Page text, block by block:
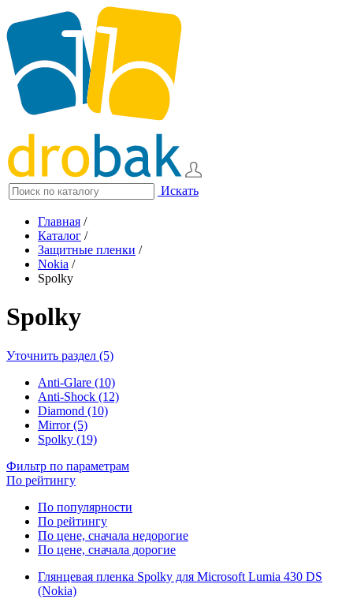
Искать
Главная /
Каталог /
Защитные пленки /
Nokia /
Spolky
Spolky
Уточнить раздел (5)
Anti-Glare (10)
Anti-Shock (12)
Diamond (10)
Mirror (5)
Spolky (19)
Фильтр по параметрам
По рейтингу
По популярности
По рейтингу
По цене, сначала недорогие
По цене, сначала дорогие
Глянцевая пленка Spolky для Microsoft Lumia 430 DS
(Nokia)